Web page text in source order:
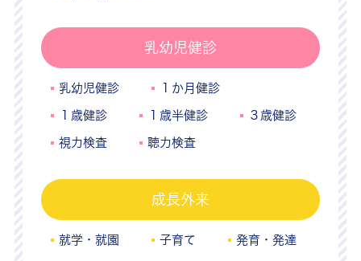
乳幼児健診
乳幼児健診 １か月健診
１歳健診 １歳半健診 ３歳健診
視力検査 聴力検査
成長外来
就学・就園 子育て 発育・発達